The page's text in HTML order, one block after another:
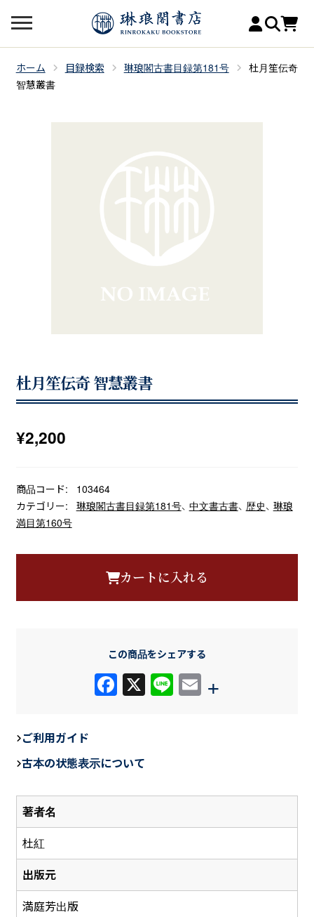
ホーム 目録検索 琳琅閣古書目録第181号
杜月笙伝奇
智慧叢書
杜月笙伝奇 智慧叢書
¥2,200
商品コード:
103464
カテゴリー:
琳琅閣古書目録第181号、 中文書古書、 歴史、 琳琅
満目第160号
著者名
杜紅
出版元
満庭芳出版
カートに入れる
この商品をシェアする
F
e
b
o
o
X Li E
+
ご利用ガイド
古本の状態表示について